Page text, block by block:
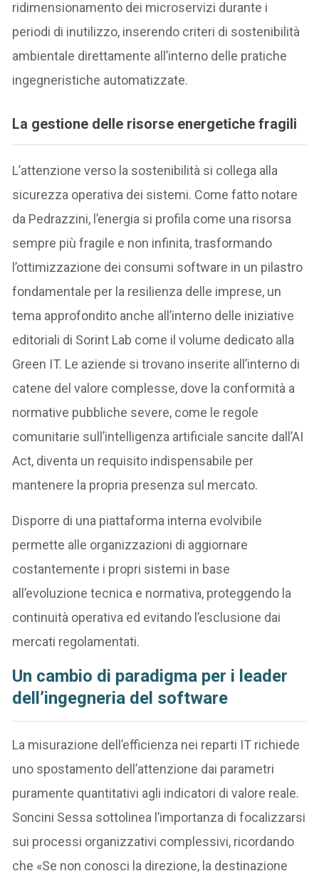
ridimensionamento dei microservizi durante i
periodi di inutilizzo, inserendo criteri di sostenibilità
ambientale direttamente all’interno delle pratiche
ingegneristiche automatizzate.
La gestione delle risorse energetiche fragili
L’attenzione verso la sostenibilità si collega alla
sicurezza operativa dei sistemi. Come fatto notare
da Pedrazzini, l’energia si profila come una risorsa
sempre più fragile e non infinita, trasformando
l’ottimizzazione dei consumi software in un pilastro
fondamentale per la resilienza delle imprese, un
tema approfondito anche all’interno delle iniziative
editoriali di Sorint Lab come il volume dedicato alla
Green IT. Le aziende si trovano inserite all’interno di
catene del valore complesse, dove la conformità a
normative pubbliche severe, come le regole
comunitarie sull’intelligenza artificiale sancite dall’AI
Act, diventa un requisito indispensabile per
mantenere la propria presenza sul mercato.
Disporre di una piattaforma interna evolvibile
permette alle organizzazioni di aggiornare
costantemente i propri sistemi in base
all’evoluzione tecnica e normativa, proteggendo la
continuità operativa ed evitando l’esclusione dai
mercati regolamentati.
Un cambio di paradigma per i leader
dell’ingegneria del software
La misurazione dell’efficienza nei reparti IT richiede
uno spostamento dell’attenzione dai parametri
puramente quantitativi agli indicatori di valore reale.
Soncini Sessa sottolinea l’importanza di focalizzarsi
sui processi organizzativi complessivi, ricordando
che «Se non conosci la direzione, la destinazione